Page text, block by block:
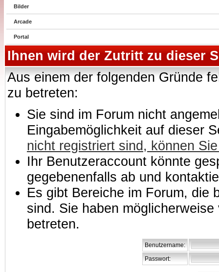
Bilder
Arcade
Portal
Ihnen wird der Zutritt zu dieser
Aus einem der folgenden Gründe
zu betreten:
Sie sind im Forum nicht
Eingabemöglichkeit auf dieser
nicht registriert sind, können
Ihr Benutzeraccount könnte
gegebenenfalls ab und
Es gibt Bereiche im Forum, die
sind. Sie haben
betreten.
Benutzername:
Passwort: